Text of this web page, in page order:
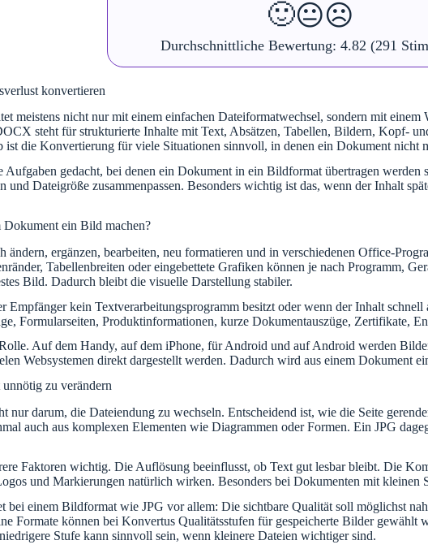
🙂😐☹️
Durchschnittliche Bewertung: 4.82 (291
konvertieren
meistens nicht nur mit einem einfachen Dateiformatwechsel, sondern mit
steht für strukturierte Inhalte mit Text, Absätzen, Tabellen, Bildern, Kopf-
ist die Konvertierung für viele Situationen sinnvoll, in denen ein Dokument nicht
gedacht, bei denen ein Dokument in ein Bildformat übertragen
Dateigröße zusammenpassen. Besonders wichtig ist das, wenn der Inhalt
ein Bild machen?
ergänzen, bearbeiten, neu formatieren und in verschiedenen Office-
Tabellenbreiten oder eingebettete Grafiken können je nach Programm,
Bild. Dadurch bleibt die visuelle Darstellung stabiler.
Empfänger kein Textverarbeitungsprogramm besitzt oder wenn der Inhalt
Formularseiten, Produktinformationen, kurze Dokumentauszüge, Zertifikate,
Auf dem Handy, auf dem iPhone, für Android und auf Android werden
Websystemen direkt dargestellt werden. Dadurch wird aus einem Dokument
zu verändern
darum, die Dateiendung zu wechseln. Entscheidend ist, wie die Seite
auch aus komplexen Elementen wie Diagrammen oder Formen. Ein JPG
Faktoren wichtig. Die Auflösung beeinflusst, ob Text gut lesbar bleibt. Die
und Markierungen natürlich wirken. Besonders bei Dokumenten mit
bei einem Bildformat wie JPG vor allem: Die sichtbare Qualität soll möglichst
Formate können bei Konvertus Qualitätsstufen für gespeicherte Bilder
Stufe kann sinnvoll sein, wenn kleinere Dateien wichtiger sind.